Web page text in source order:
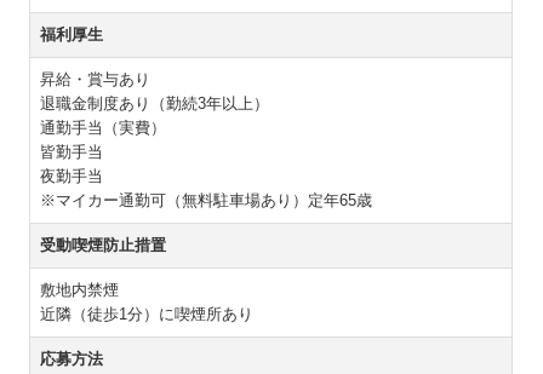
福利厚生
昇給・賞与あり
退職金制度あり（勤続3年以上）
通勤手当（実費）
皆勤手当
夜勤手当
※マイカー通勤可（無料駐車場あり）定年65歳
受動喫煙防止措置
敷地内禁煙
近隣（徒歩1分）に喫煙所あり
応募方法